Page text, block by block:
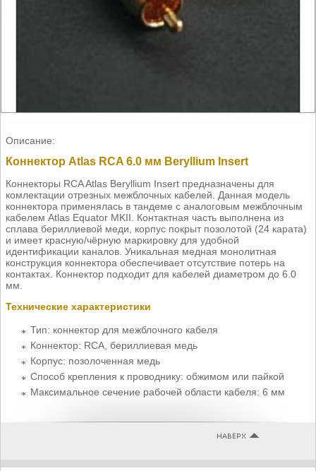
Описание:
Коннектор Atlas RCA 6.0 мм Beryllium Insert
Коннекторы RCA Atlas Beryllium Insert предназначены для
комлектации отрезных межблочных кабелей. Данная модель
коннектора применялась в тандеме с аналоговым межблочным
кабелем Atlas Equator MKII. Контактная часть выполнена из
сплава бериллиевой меди, корпус покрыт позолотой (24 карата)
и имеет красную/чёрную маркировку для удобной
идентификации каналов. Уникальная медная монолитная
конструкция коннектора обеспечивает отсутствие потерь на
контактах. Коннектор подходит для кабелей диаметром до 6.0
мм.
Технические характеристики
Тип: коннектор для межблочного кабеля
Коннектор: RCA, бериллиевая медь
Корпус: позолоченная медь
Способ крепления к проводнику: обжимом или пайкой
Максимальное сечение рабочей области кабеля: 6 мм